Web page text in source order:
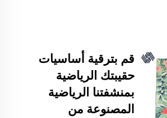
قم بترقية أساسيات
حقيبتك الرياضية
بمنشفتنا الرياضية
المصنوعة من